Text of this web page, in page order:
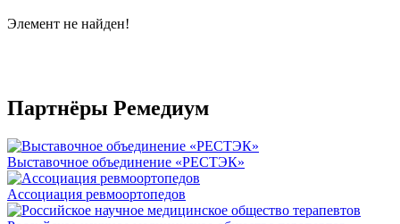
Элемент не найден!
Партнёры Ремедиум
Выставочное объединение «РЕСТЭК»
Ассоциация ревмоортопедов